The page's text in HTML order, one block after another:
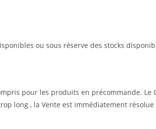
ou sous réserve des stocks
pour les produits en précommande.
long , la Vente est immédiatement